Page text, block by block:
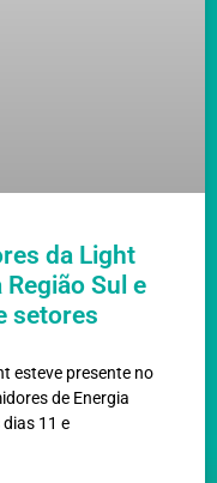
da Light
Sul e
setores
esteve presente no
de Energia
dias 11 e